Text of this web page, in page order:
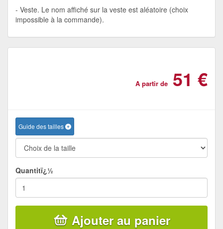
Veste. Le nom affiché sur la veste est aléatoire (choix
impossible à la commande).
A partir de 51 €
Guide des tailles
Quantitï¿½
Ajouter au panier